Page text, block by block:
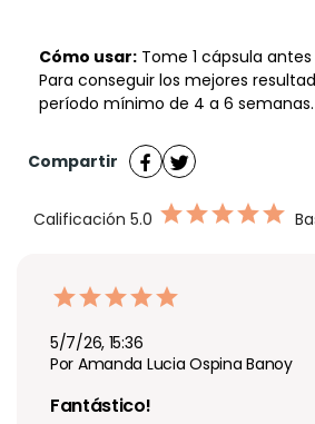
Cómo usar: Tome 1 cápsula
Para conseguir los mejores
período mínimo de 4 a 6 semanas.
Compartir
Calificación 5.0
5/7/26, 15:36
Por Amanda Lucia Ospina Banoy
Fantástico!